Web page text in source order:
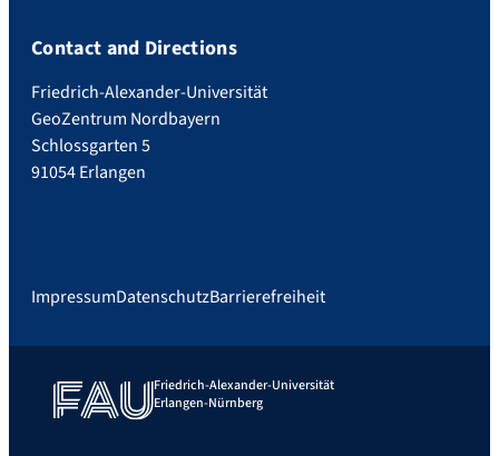
Contact and Directions
Friedrich-Alexander-Universität
GeoZentrum Nordbayern
Schlossgarten 5
91054 Erlangen
ImpressumDatenschutzBarrierefreiheit
Friedrich-Alexander-Universität
Erlangen-Nürnberg